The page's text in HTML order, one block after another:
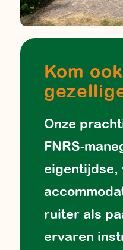
Kom
Onze
FNRS-
eigentijdse,
ruiter als
ervaren